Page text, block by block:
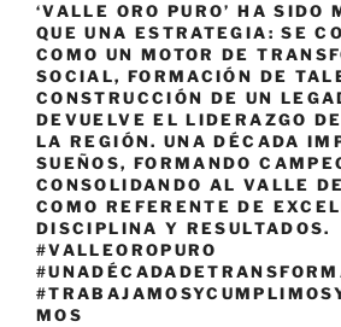
‘VALLE ORO PURO’ HA SIDO
QUE UNA ESTRATEGIA: SE
COMO UN MOTOR DE
SOCIAL, FORMACIÓN DE
CONSTRUCCIÓN DE UN
DEVUELVE EL LIDERAZGO
LA REGIÓN. UNA DÉCADA
SUEÑOS, FORMANDO
CONSOLIDANDO AL VALLE
COMO REFERENTE DE
DISCIPLINA Y RESULTADOS.
#VALLEOROPURO
MOS